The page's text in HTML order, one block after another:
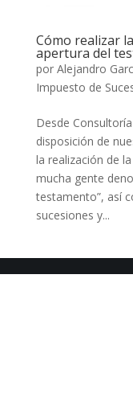
Cómo realizar
apertura del
por Alejandro
Impuesto de
Desde
disposición de
la realización de
mucha gente
testamento”, así
sucesiones y...